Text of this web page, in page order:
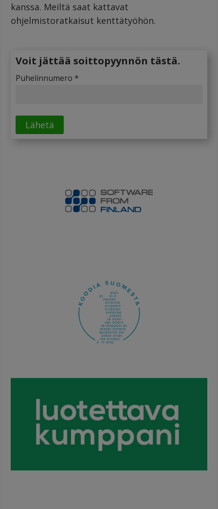
kanssa. Meiltä saat kattavat
ohjelmistoratkaisut kenttätyöhön.
Voit jättää soittopyynnön tästä.
Puhelinnumero *